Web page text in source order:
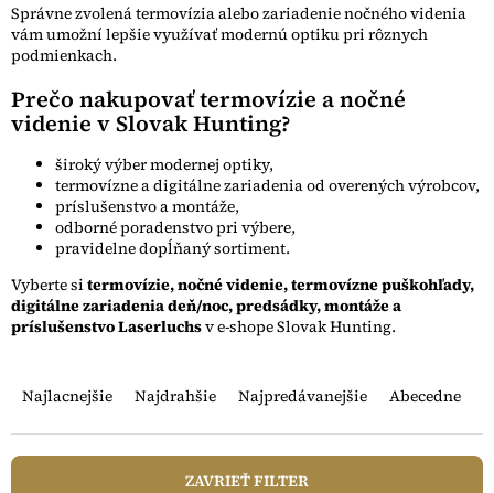
Správne zvolená termovízia alebo zariadenie nočného videnia
vám umožní lepšie využívať modernú optiku pri rôznych
podmienkach.
Prečo nakupovať termovízie a nočné
videnie v Slovak Hunting?
široký výber modernej optiky,
termovízne a digitálne zariadenia od overených výrobcov,
príslušenstvo a montáže,
odborné poradenstvo pri výbere,
pravidelne dopĺňaný sortiment.
Vyberte si termovízie, nočné videnie, termovízne puškohľady,
digitálne zariadenia deň/noc, predsádky, montáže a
príslušenstvo Laserluchsv e-shope Slovak Hunting.
e
n
Najlacnejšie Najdrahšie Najpredávanejšie Abecedne
ZAVRIEŤ FILTER